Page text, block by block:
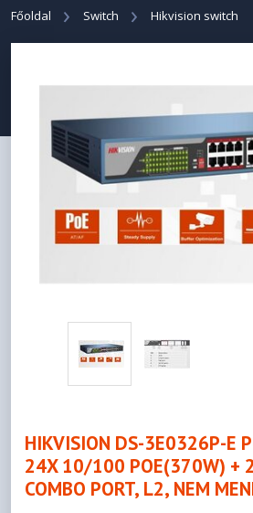
Főoldal Switch Hikvision switch
HIKVISION DS-3E0326P-E
24X 10/100 POE(370W) +
COMBO PORT, L2, NEM